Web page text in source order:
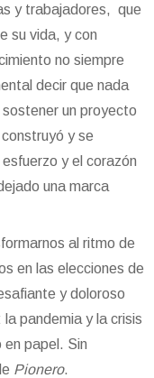
y trabajadores, que
su vida, y con
no siempre
decir que nada
un proyecto
y se
y el corazón
una marca
al ritmo de
en las elecciones de
y doloroso
pandemia y la crisis
en papel. Sin
Pionero.